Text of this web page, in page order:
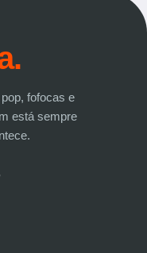
fofocas e
está sempre